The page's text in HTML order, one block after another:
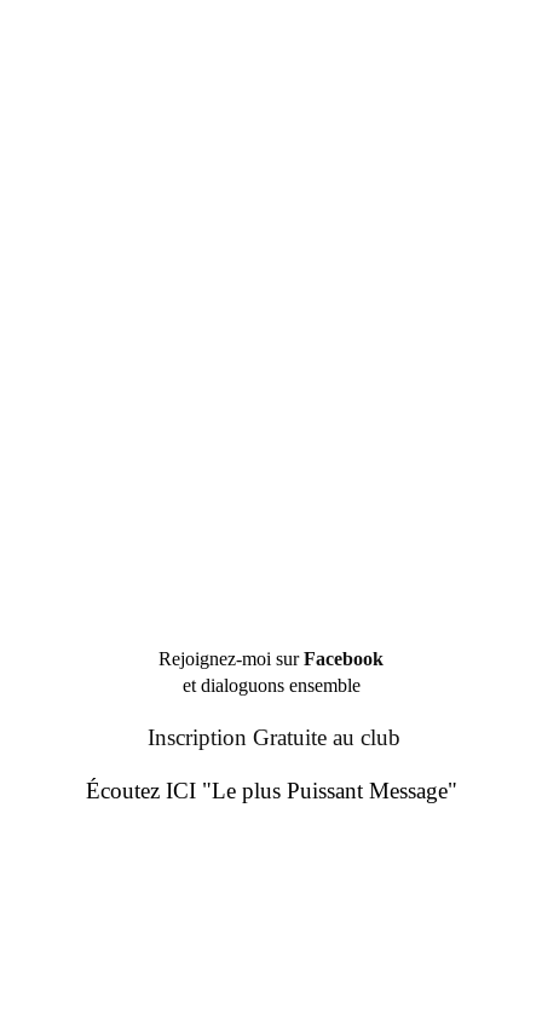
Rejoignez-moi surFacebook
et dialoguons ensemble
Inscription Gratuite au club
Écoutez ICI "Le plus Puissant Message"